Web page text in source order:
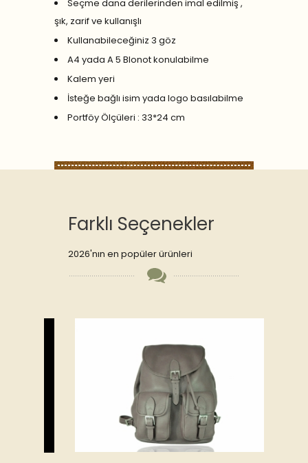
Seçme dana derilerinden imal edilmiş ,
şık, zarif ve kullanışlı
Kullanabileceğiniz 3 göz
A4 yada A 5 Blonot konulabilme
Kalem yeri
İsteğe bağlı isim yada logo basılabilme
Portföy Ölçüleri : 33*24 cm
Farklı Seçenekler
2026'nın en popüler ürünleri